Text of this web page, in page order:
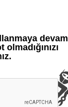
devam